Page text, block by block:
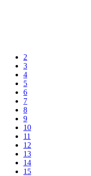
2
3
4
5
6
7
8
9
10
11
12
13
14
15